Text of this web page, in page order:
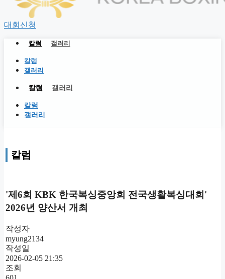
대회신청
협회소개
인사말
조직도
체육관등록신청
공인체육관
라이센스 신청확인
소 됩니다.
체급별 경기등록현황
선수 Point 관리
칼럼 갤러리
칼럼
갤러리
칼럼 갤러리
칼럼
갤러리
칼럼
'제6회 KBK 한국복싱중앙회 전국생활복싱대회'
2026년 양산서 개최
작성자
myung2134
작성일
2026-02-05 21:35
조회